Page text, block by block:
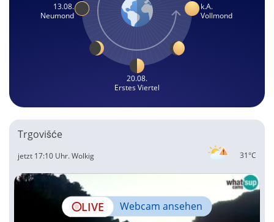
13.08.
Neumond
k.A.
Vollmond
20.08.
Erstes Viertel
Trgovišće
31°C
jetzt 17:10 Uhr.Wolkig
LIVE Webcam ansehen